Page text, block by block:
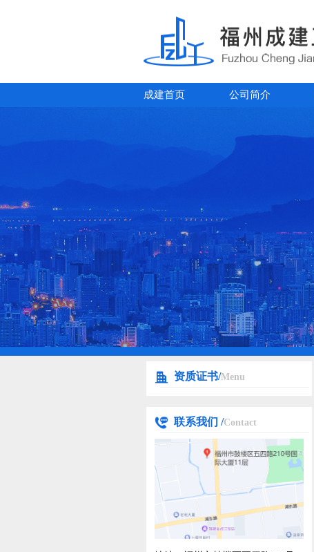
成建首页 公司简介
资质证书/Menu
联系我们 /Contact